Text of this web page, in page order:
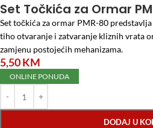
Set Točkića za Ormar
Set točkića za ormar PMR-80
tiho otvaranje i zatvaranje kliznih vrata
zamjenu postojećih mehanizama.
5,50KM
ONLINE PONUDA
DODAJ U